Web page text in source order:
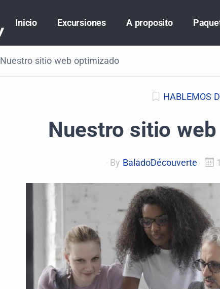
Inicio Excursiones A proposito
Nuestro sitio web optimizado
HABLEMOS
Nuestro sitio
By BaladoDécouverte